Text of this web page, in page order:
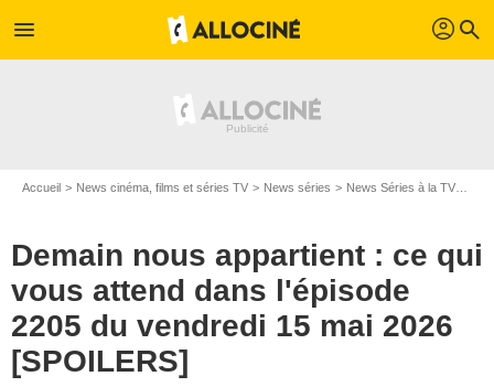
menu profil search
Accueil News cinéma, films et séries TV News séries News Séries à la TV
Demain nous appartient : ce qui
vous attend dans l'épisode
2205 du vendredi 15 mai 2026
[SPOILERS]